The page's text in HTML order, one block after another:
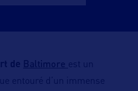
de Baltimore est un
entouré d’un immense